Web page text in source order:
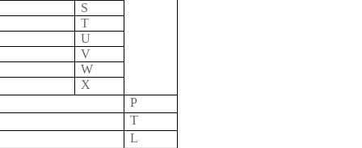
S
T
U
V
W
X
P
T
L